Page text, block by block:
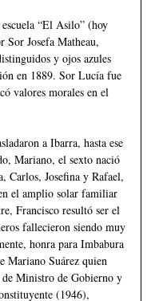
“El Asilo” (hoy
Josefa Matheau,
y ojos azules
en 1889. Sor Lucía fue
valores morales en el
a Ibarra, hasta ese
Mariano, el sexto nació
Carlos, Josefina y Rafael,
el amplio solar familiar
Francisco resultó ser el
fallecieron siendo muy
honra para Imbabura
Mariano Suárez quien
de Ministro de Gobierno y
(1946),